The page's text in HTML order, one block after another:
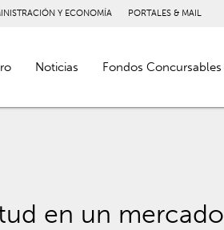
Y ECONOMÍA PORTALES & MAIL
Noticias Fondos Concursables
en un mercado